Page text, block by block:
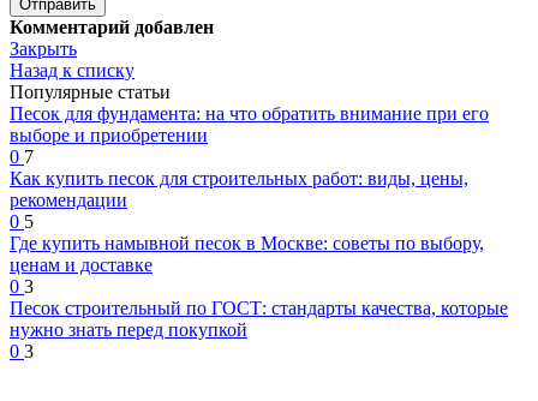
Комментарий добавлен
Закрыть
Назад к списку
Популярные статьи
Песок для фундамента: на что обратить внимание при его
выборе и приобретении
0 7
Как купить песок для строительных работ: виды, цены,
рекомендации
0 5
Где купить намывной песок в Москве: советы по выбору,
ценам и доставке
0 3
Песок строительный по ГОСТ: стандарты качества, которые
нужно знать перед покупкой
0 3